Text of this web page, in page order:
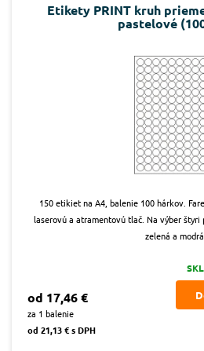
Etikety PRINT kruh
pastelové
150 etikiet na A4, balenie 100 hárkov.
laserovú a atramentovú tlač. Na výber štyri
zelená a modrá.
od 17,46 €
za 1 balenie
od 21,13 € s DPH